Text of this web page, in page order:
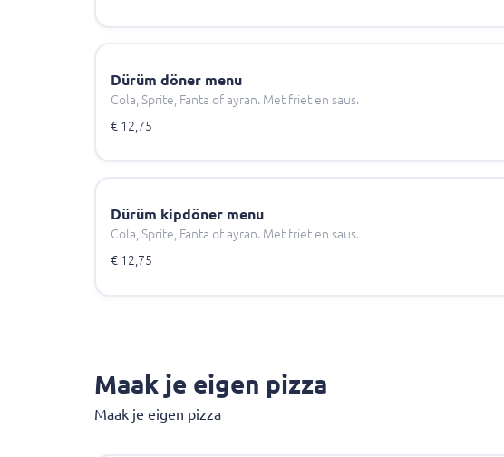
Dürüm döner menu
Cola, Sprite, Fanta of ayran. Met friet en saus.
€ 12,75
Dürüm kipdöner menu
Cola, Sprite, Fanta of ayran. Met friet en saus.
€ 12,75
Maak je eigen pizza
Maak je eigen pizza